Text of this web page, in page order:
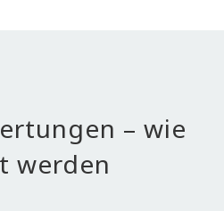
– wie
werden